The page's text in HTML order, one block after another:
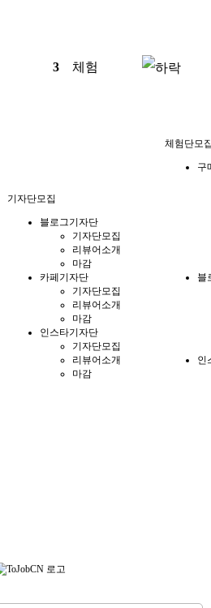
3 체험
기자단모집
블로그기자단
기자단모집
리뷰어소개
마감
카페기자단
기자단모집
리뷰어소개
마감
인스타기자단
기자단모집
리뷰어소개
마감
체험단모
구
블
인